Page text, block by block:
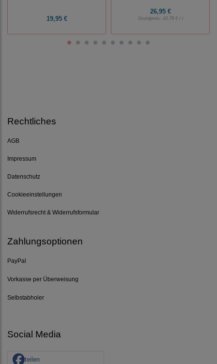
19,95 €
26,95 €
Grundpreis: 10,78 € / l
Rechtliches
AGB
Impressum
Datenschutz
Cookieeinstellungen
Widerrufsrecht & Widerrufsformular
Zahlungsoptionen
PayPal
Vorkasse per Überweisung
Selbstabholer
Social Media
teilen